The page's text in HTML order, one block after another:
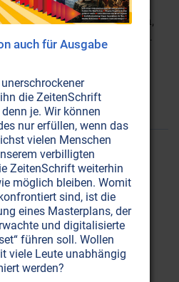
Mauch setzt sich
die Menschen erkennen,
Gesundheit bedrohen.
seinen eindrücklichen
Fluor, Jod, Aspartam,
zu sagen hat.
BESTELLEN
auch für Ausgabe
die ZeitenSchrift
je. Wir können
nur erfüllen, wenn das
vielen Menschen
verbilligten
ZeitenSchrift weiterhin
möglich bleiben. Womit
sind, ist die
eines Masterplans, der
und digitalisierte
führen soll. Wollen
viele Leute unabhängig
werden?